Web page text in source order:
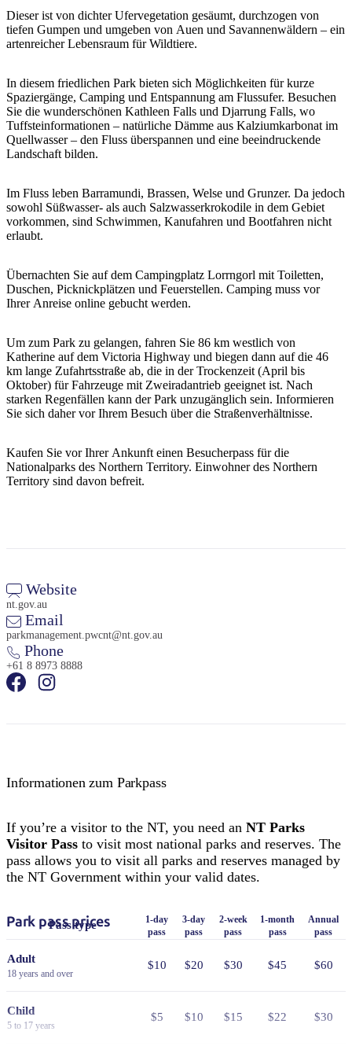
Sign
up
Dieser ist von dichter Ufervegetation gesäumt, durchzogen von
tiefen Gumpen und umgeben von Auen und Savannenwäldern – ein
artenreicher Lebensraum für Wildtiere.
In diesem friedlichen Park bieten sich Möglichkeiten für kurze
Spaziergänge, Camping und Entspannung am Flussufer. Besuchen
Sie die wunderschönen Kathleen Falls und Djarrung Falls, wo
Tuffsteinformationen – natürliche Dämme aus Kalziumkarbonat im
Quellwasser – den Fluss überspannen und eine beeindruckende
Landschaft bilden.
Im Fluss leben Barramundi, Brassen, Welse und Grunzer. Da jedoch
sowohl Süßwasser- als auch Salzwasserkrokodile in dem Gebiet
vorkommen, sind Schwimmen, Kanufahren und Bootfahren nicht
erlaubt.
Übernachten Sie auf dem Campingplatz Lorrngorl mit Toiletten,
Duschen, Picknickplätzen und Feuerstellen. Camping muss vor
Ihrer Anreise online gebucht werden.
Um zum Park zu gelangen, fahren Sie 86 km westlich von
Katherine auf dem Victoria Highway und biegen dann auf die 46
km lange Zufahrtsstraße ab, die in der Trockenzeit (April bis
Oktober) für Fahrzeuge mit Zweiradantrieb geeignet ist. Nach
starken Regenfällen kann der Park unzugänglich sein. Informieren
Sie sich daher vor Ihrem Besuch über die Straßenverhältnisse.
Kaufen Sie vor Ihrer Ankunft einen Besucherpass für die
Nationalparks des Northern Territory. Einwohner des Northern
Territory sind davon befreit.
Website
nt.gov.au
Email
parkmanagement.pwcnt@nt.gov.au
Phone
+61 8 8973 8888
Informationen zum Parkpass
If you’re a visitor to the NT, you need an NT Parks
Visitor Pass to visit most national parks and reserves. The
pass allows you to visit all parks and reserves managed by
the NT Government within your valid dates.
Park pass prices
Pass type
1-day
pass
3-day
pass
2-week
pass
1-month
pass
Annual
pass
Adult
18 years and over
$10 $20 $30 $45 $60
Child
5 to 17 years
$5 $10 $15 $22 $30